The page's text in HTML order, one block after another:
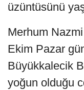
üzüntüsünü
Merhum
Ekim Pazar
Büyükkalecik
yoğun olduğu